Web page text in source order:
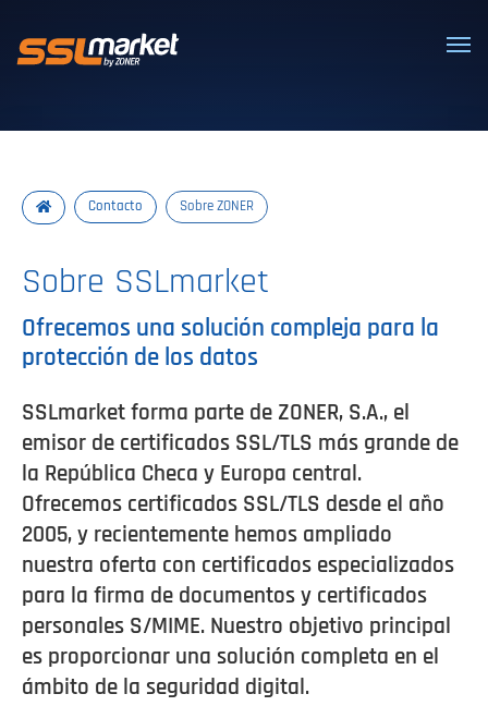
Certificados SSL/TLS confiables
Contacto Sobre ZONER
Sobre SSLmarket
Ofrecemos una solución compleja para la
protección de los datos
SSLmarket forma parte de ZONER, S.A., el
emisor de certificados SSL/TLS más grande de
la República Checa y Europa central.
Ofrecemos certificados SSL/TLS desde el año
2005, y recientemente hemos ampliado
nuestra oferta con certificados especializados
para la firma de documentos y certificados
personales S/MIME. Nuestro objetivo principal
es proporcionar una solución completa en el
ámbito de la seguridad digital.